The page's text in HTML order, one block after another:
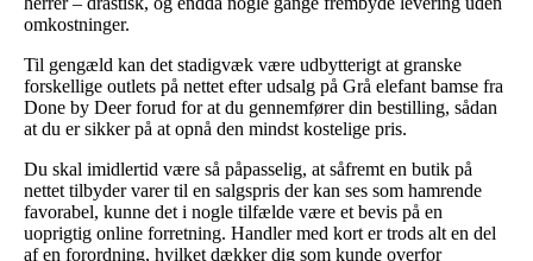
omkostninger.
Til gengæld kan det stadigvæk være udbytterigt at granske
forskellige outlets på nettet efter udsalg på Grå elefant bamse fra
Done by Deer forud for at du gennemfører din bestilling, sådan
at du er sikker på at opnå den mindst kostelige pris.
Du skal imidlertid være så påpasselig, at såfremt en butik på
nettet tilbyder varer til en salgspris der kan ses som hamrende
favorabel, kunne det i nogle tilfælde være et bevis på en
uoprigtig online forretning. Handler med kort er trods alt en del
af en forordning, hvilket dækker dig som kunde overfor